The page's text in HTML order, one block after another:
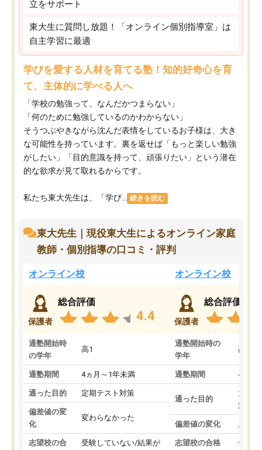
立をサポート
東大生に質問し放題！「オンライン個別指導室」は
自主学習に最適
学びを愛する人材を育てる塾！知的好奇心を育
て、主体的に学べる人へ
「学校の勉強って、なんだかつまらない」
「何のために勉強しているのかわからない」
そうつぶやきながら沈んだ表情をしているお子様は、大き
な可能性を持っています。裏を返せば「もっと楽しい勉強
がしたい」「目的意識を持って、頑張りたい」という潜在
的な欲求が見て取れるからです。
私たち東大先生は、「学び... 続きを読む
東大先生｜現役東大生によるオンライン家庭
教師・個別指導の口コミ・評判
オンライン校
保護者
総合評価
4.4
通塾開始時
の学年
高1
通塾期間 4ヵ月～1年未満
通った目的 定期テスト対策
偏差値の変
化
変わらなかった
志望校の合
受験していない/結果が
オンライン校
保護者
総合評価
通塾開始時の
学年
高3
通塾期間 4ヵ月
通った目的
大学
対策
偏差値の変化 上が
志望校の合格 合格